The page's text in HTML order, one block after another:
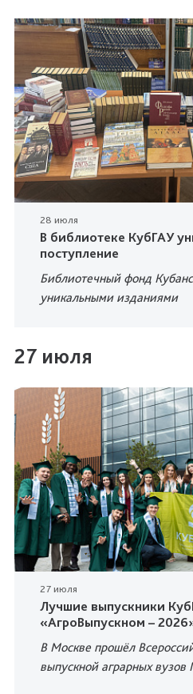
28 июля
В библиотеке КубГАУ
поступление
Библиотечный фонд
уникальными изданиями
27 июля
27 июля
Лучшие выпускники
«АгроВыпускном –
В Москве прошёл
выпускной аграрных вузов